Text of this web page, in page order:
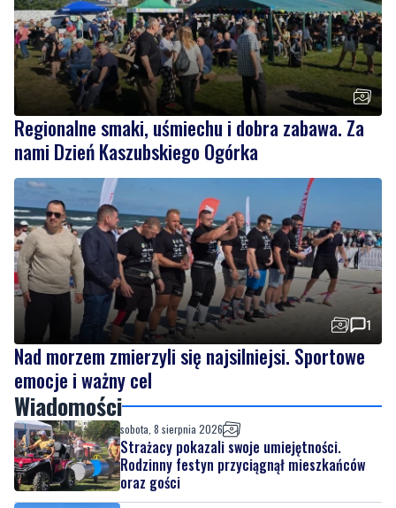
Regionalne smaki, uśmiechu i dobra zabawa. Za
nami Dzień Kaszubskiego Ogórka
1
Nad morzem zmierzyli się najsilniejsi. Sportowe
emocje i ważny cel
Wiadomości
sobota, 8 sierpnia 2026
Strażacy pokazali swoje umiejętności.
Rodzinny festyn przyciągnął mieszkańców
oraz gości
sobota, 8 sierpnia 2026
Regionalne smaki, uśmiechu i dobra zabawa.
Za nami Dzień Kaszubskiego Ogórka